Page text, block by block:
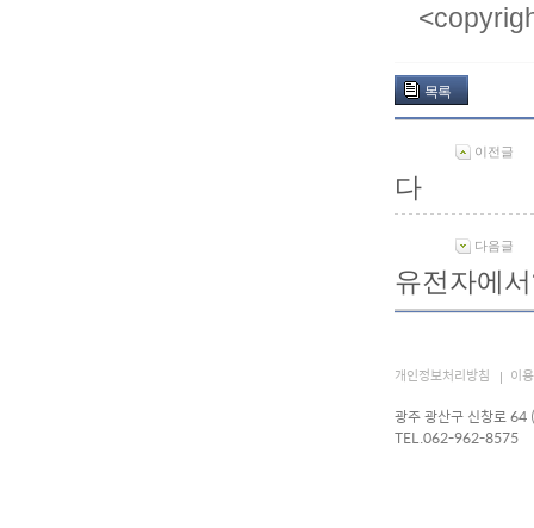
목록
이전글
다
다음글
유전자에
개인정보처리방침 이
광주 광산구 신창로 64
TEL.062-962-8575